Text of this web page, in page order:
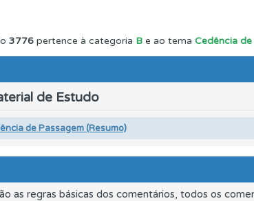
no seu perfil se já está preparado para ir a
o nível de dificuldade do teste quando o
teste "Erradas" apresenta-lhe questões que
3776 pertence à categoria B e ao tema Cedência
de Estudo
de Passagem (Resumo)
as regras básicas dos comentários, todos os